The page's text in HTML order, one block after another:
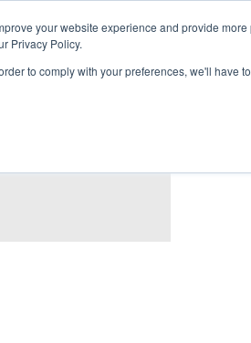
your website experience and provide
Privacy Policy.
to comply with your preferences, we'll have